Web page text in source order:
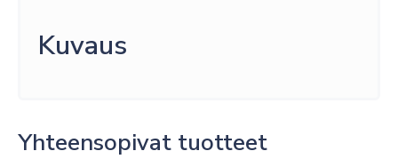
16/7
DVB-Kuvaus
Yhteensopivat tuotteet